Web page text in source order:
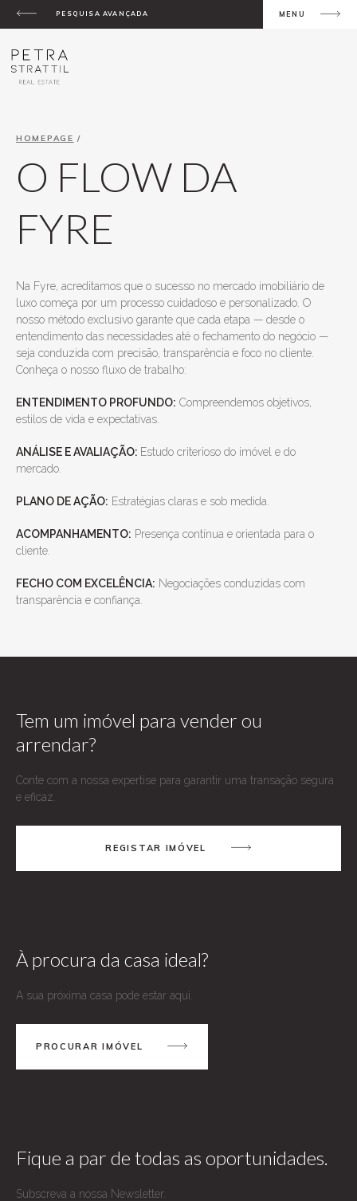
PESQUISA AVANÇADA MENU
HOMEPAGE /
O FLOW DA
FYRE
Na Fyre, acreditamos que o sucesso no mercado imobiliário de
luxo começa por um processo cuidadoso e personalizado. O
nosso método exclusivo garante que cada etapa — desde o
entendimento das necessidades até o fechamento do negócio —
seja conduzida com precisão, transparência e foco no cliente.
Conheça o nosso fluxo de trabalho:
ENTENDIMENTO PROFUNDO: Compreendemos objetivos,
estilos de vida e expectativas.
ANÁLISE E AVALIAÇÃO: Estudo criterioso do imóvel e do
mercado.
PLANO DE AÇÃO: Estratégias claras e sob medida.
ACOMPANHAMENTO: Presença contínua e orientada para o
cliente.
FECHO COM EXCELÊNCIA: Negociações conduzidas com
transparência e confiança.
Tem um imóvel para vender ou
arrendar?
Conte com a nossa expertise para garantir uma transação segura
e eficaz.
REGISTAR IMÓVEL
À procura da casa ideal?
A sua próxima casa pode estar aqui.
PROCURAR IMÓVEL
Fique a par de todas as oportunidades.
Subscreva a nossa Newsletter.